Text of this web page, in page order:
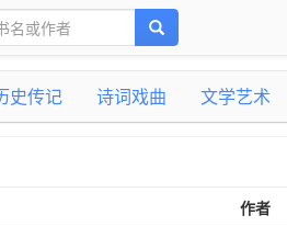
史传记 诗词戏曲 文学艺术
作者